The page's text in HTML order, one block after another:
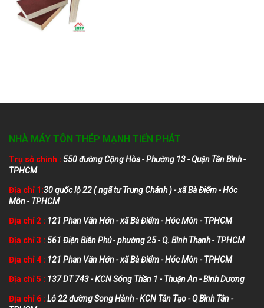
NHÀ MÁY TÔN THÉP MẠNH TIẾN PHÁT
Trụ sở chính : 550 đường Cộng Hòa - Phường 13 - Quận Tân Bình -
TPHCM
Địa chỉ 1:30 quốc lộ 22 ( ngã tư Trung Chánh ) - xã Bà Điểm - Hóc
Môn - TPHCM
Địa chỉ 2 : 121 Phan Văn Hớn - xã Bà Điểm - Hóc Môn - TPHCM
Địa chỉ 3 : 561 Điện Biên Phủ - phường 25 - Q. Bình Thạnh - TPHCM
Địa chỉ 4 : 121 Phan Văn Hớn - xã Bà Điểm - Hóc Môn - TPHCM
Địa chỉ 5 : 137 DT 743 - KCN Sóng Thần 1 - Thuận An - Bình Dương
Địa chỉ 6 : Lô 22 đường Song Hành - KCN Tân Tạo - Q Bình Tân -